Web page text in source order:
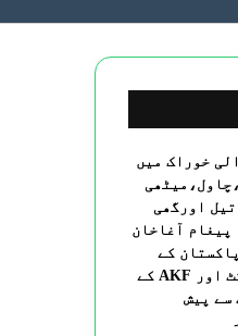
خوراک میں
اورگھی
پیغام آغاخان
کے
CASI پراجیکٹ اور AKF کے
سے پیش